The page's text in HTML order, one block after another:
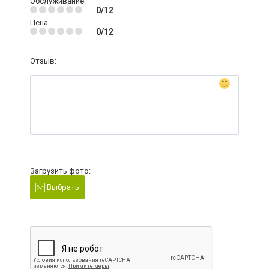
0/12
Цена
0/12
Отзыв:
Загрузить фото:
Выбрать